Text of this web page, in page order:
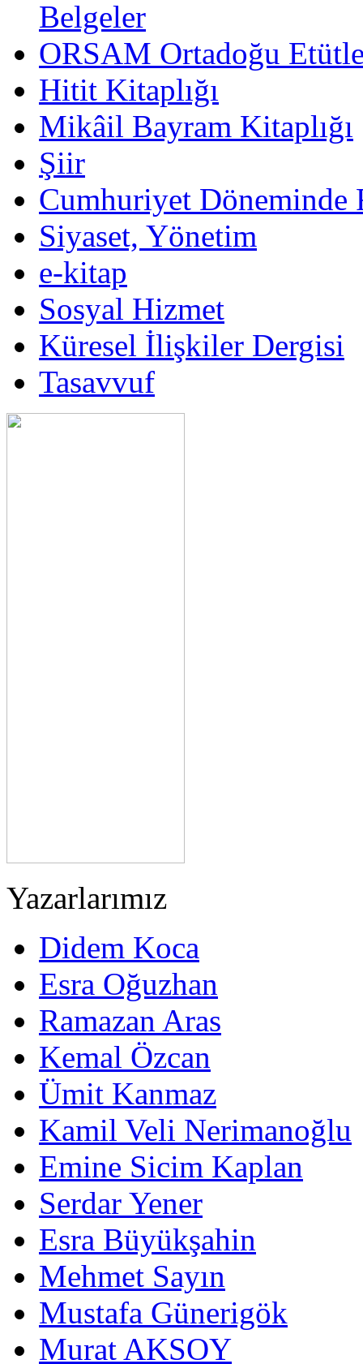
Belgeler
ORSAM Ortadoğu
Hitit Kitaplığı
Mikâil Bayram Kitaplığı
Şiir
Cumhuriyet Döneminde
Siyaset, Yönetim
e-kitap
Sosyal Hizmet
Küresel İlişkiler Dergisi
Tasavvuf
Yazarlarımız
Didem Koca
Esra Oğuzhan
Ramazan Aras
Kemal Özcan
Ümit Kanmaz
Kamil Veli Nerimanoğlu
Emine Sicim Kaplan
Serdar Yener
Esra Büyükşahin
Mehmet Sayın
Mustafa Günerigök
Murat AKSOY